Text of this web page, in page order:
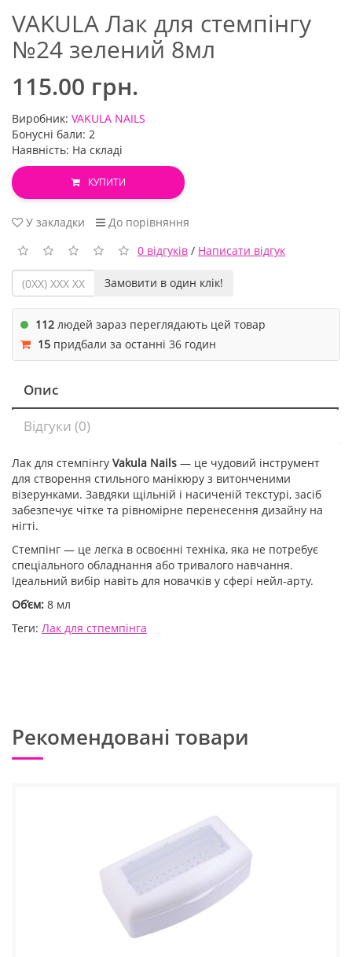
VAKULA Лак для стемпінгу
№24 зелений 8мл
115.00 грн.
Виробник: VAKULA NAILS
Бонусні бали: 2
Наявність: На складі
КУПИТИ
У закладки
До порівняння
0 відгуків / Написати відгук
Замовити в один клік!
112 людей зараз переглядають цей товар
15 придбали за останні 36 годин
Опис
Відгуки (0)
Лак для стемпінгу Vakula Nails — це чудовий інструмент
для створення стильного манікюру з витонченими
візерунками. Завдяки щільній і насиченій текстурі, засіб
забезпечує чітке та рівномірне перенесення дизайну на
нігті.
Стемпінг — це легка в освоєнні техніка, яка не потребує
спеціального обладнання або тривалого навчання.
Ідеальний вибір навіть для новачків у сфері нейл-арту.
Об’єм: 8 мл
Теги: Лак для стпемпінга
Рекомендовані товари